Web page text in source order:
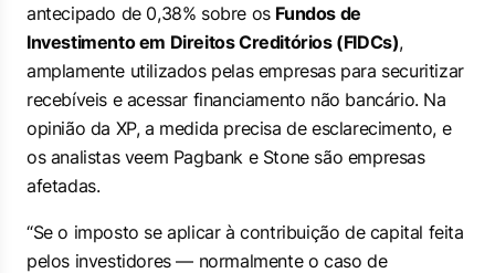
antecipado de 0,38% sobre os Fundos de
Investimento em Direitos Creditórios (FIDCs),
amplamente utilizados pelas empresas para securitizar
recebíveis e acessar financiamento não bancário. Na
opinião da XP, a medida precisa de esclarecimento, e
os analistas veem Pagbank e Stone são empresas
afetadas.
“Se o imposto se aplicar à contribuição de capital feita
pelos investidores — normalmente o caso de